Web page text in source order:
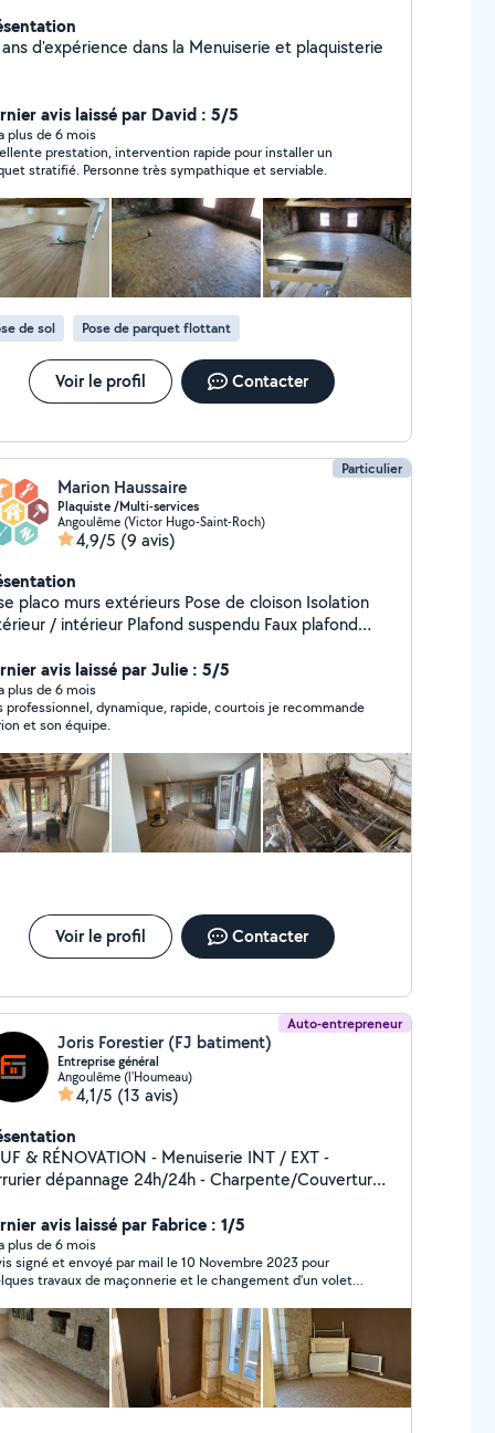
d'expérience dans la Menuiserie et plaquisterie
avis laissé par David : 5/5
plus de 6 mois
prestation, intervention rapide pour installer un
stratifié. Personne très sympathique et serviable.
de sol Pose de parquet flottant
Voir le profil Contacter
Particulier
Marion Haussaire
Plaquiste /Multi-services
Angoulême (Victor Hugo-Saint-Roch)
4,9/5 (9 avis)
placo murs extérieurs Pose de cloison Isolation
/ intérieur Plafond suspendu Faux plafond
- pose de panneaux
- électricité
avis laissé par Julie : 5/5
plus de 6 mois
professionnel, dynamique, rapide, courtois je recommande
et son équipe.
Voir le profil Contacter
Auto-entrepreneur
Joris Forestier (FJ batiment)
Entreprise général
Angoulême (l'Houmeau)
4,1/5 (13 avis)
RÉNOVATION - Menuiserie INT / EXT -
24h/24h - Charpente/Couverture -
avis laissé par Fabrice : 1/5
plus de 6 mois
signé et envoyé par mail le 10 Novembre 2023 pour
travaux de maçonnerie et le changement d'un volet,
Plusieurs appels sans réponse, et quand il daigne
il nous annonce qu'il n'a reçu que la moitié du
nous recontacte plus tard pour nous donner une
de travaux (nous sommes déjà arrivés en janvier 2024) .
silence radio. A ce jour les travaux ne sont pas fait,
l'encaissement de l'acompte de 294 euros. Il ne répond